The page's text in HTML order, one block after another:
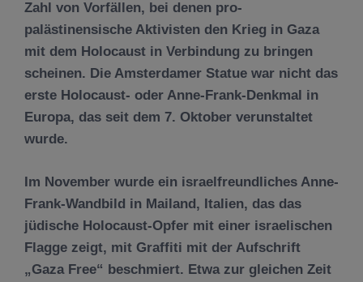
Zahl von Vorfällen, bei denen pro-
palästinensische Aktivisten den Krieg in Gaza
mit dem Holocaust in Verbindung zu bringen
scheinen. Die Amsterdamer Statue war nicht das
erste Holocaust- oder Anne-Frank-Denkmal in
Europa, das seit dem 7. Oktober verunstaltet
wurde.
Im November wurde ein israelfreundliches Anne-
Frank-Wandbild in Mailand, Italien, das das
jüdische Holocaust-Opfer mit einer israelischen
Flagge zeigt, mit Graffiti mit der Aufschrift
„Gaza Free“ beschmiert. Etwa zur gleichen Zeit